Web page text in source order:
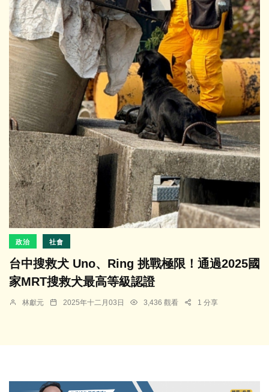
政治 社會
台中搜救犬 Uno、Ring 挑戰極限！通過2025國
家MRT搜救犬最高等級認證
林獻元 2025年十二月03日 3,436 觀看 1 分享